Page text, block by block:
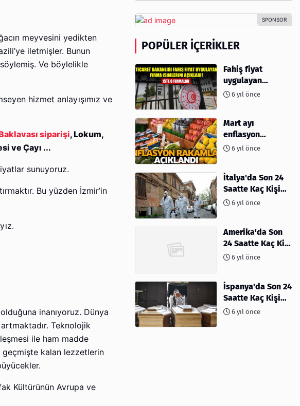
meyvesini yedikten
iletmişler. Bunun
Ve böylelikle
hizmet anlayışımız ve
siparişi, Lokum,
ve Çayı ...
sunuyoruz.
Bu yüzden İzmir’in
inanıyoruz. Dünya
Teknolojik
ile ham madde
geçmişte kalan lezzetlerin
Kültürünün Avrupa ve
POPÜLER İÇERIKLER
Fahiş fiyat
uygulayan
firmalar açıklandı
6 yıl önce
Mart ayı
enflasyon
rakamları
6 yıl önce
İtalya'da Son 24
Saatte Kaç Kişi
Öldü6 yıl önce
Amerika'da Son
24 Saatte Kaç Kişi
Öldü - 06 Nisan
6 yıl önce
İspanya'da Son 24
Saatte Kaç Kişi
Öldü6 yıl önce